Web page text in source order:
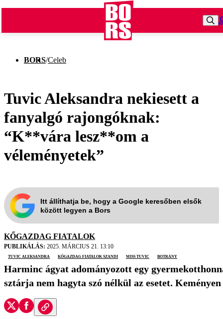
BORS/Celeb
Tuvic Aleksandra nekiesett a
fanyalgó rajongóknak:
“K**vára lesz**om a
véleményetek”
Itt állíthatja be, hogy a Google keresőben elsők
között legyen a Bors
KŐGAZDAG FIATALOK
PUBLIKÁLÁS: 2025. MÁRCIUS 21. 13:10
Tuvic Aleksandra
Kőgazdag Fiatalok Szandi Miss tuvic botrány
Harminc ágyat adományozott egy
sztárja nem hagyta szó nélkül az esetet.